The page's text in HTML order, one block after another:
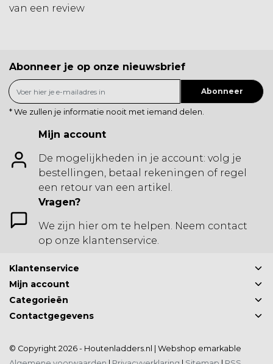
van een review
Abonneer je op onze nieuwsbrief
Abonneer
* We zullen je informatie nooit met iemand delen.
Mijn account
De mogelijkheden in je account: volg je
bestellingen, betaal rekeningen of regel
een retour van een artikel.
Vragen?
We zijn hier om te helpen. Neem contact
op onze klantenservice.
Klantenservice
Mijn account
Categorieën
Contactgegevens
© Copyright 2026 - Houtenladders.nl | Webshop emarkable